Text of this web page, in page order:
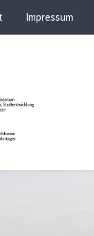
Impressum